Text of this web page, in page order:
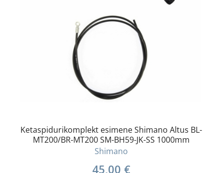
Ketaspidurikomplekt esimene Shimano Altus BL-
MT200/BR-MT200 SM-BH59-JK-SS 1000mm
Shimano
45,00 €